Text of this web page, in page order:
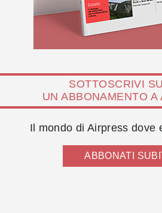
SOTTOSCRIVI
UN ABBONAMENTO A
Il mondo di Airpress dove
ABBONATI